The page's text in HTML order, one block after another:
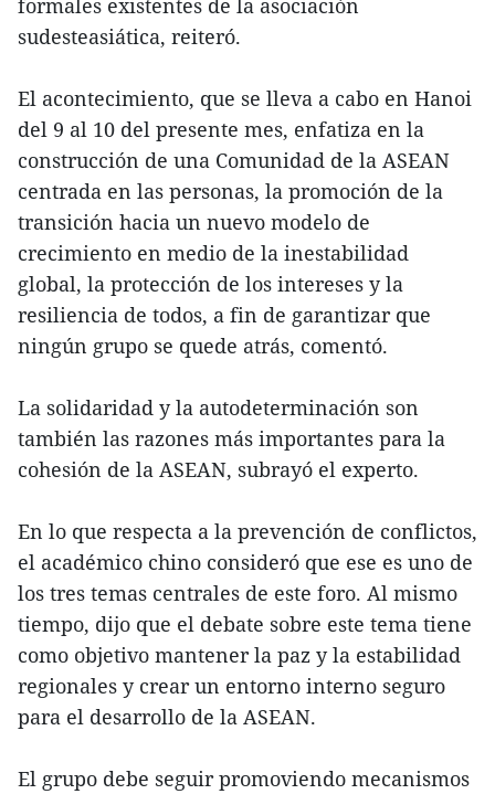
formales existentes de la asociación
sudesteasiática, reiteró.
El acontecimiento, que se lleva a cabo en Hanoi
del 9 al 10 del presente mes, enfatiza en la
construcción de una Comunidad de la ASEAN
centrada en las personas, la promoción de la
transición hacia un nuevo modelo de
crecimiento en medio de la inestabilidad
global, la protección de los intereses y la
resiliencia de todos, a fin de garantizar que
ningún grupo se quede atrás, comentó.
La solidaridad y la autodeterminación son
también las razones más importantes para la
cohesión de la ASEAN, subrayó el experto.
En lo que respecta a la prevención de conflictos,
el académico chino consideró que ese es uno de
los tres temas centrales de este foro. Al mismo
tiempo, dijo que el debate sobre este tema tiene
como objetivo mantener la paz y la estabilidad
regionales y crear un entorno interno seguro
para el desarrollo de la ASEAN.
El grupo debe seguir promoviendo mecanismos